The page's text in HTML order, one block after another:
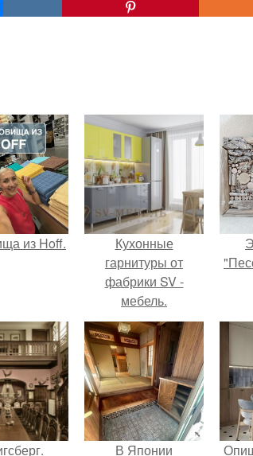
из Hoff.
Кухонные
гарнитуры от
фабрики SV -
мебель.
В Японии